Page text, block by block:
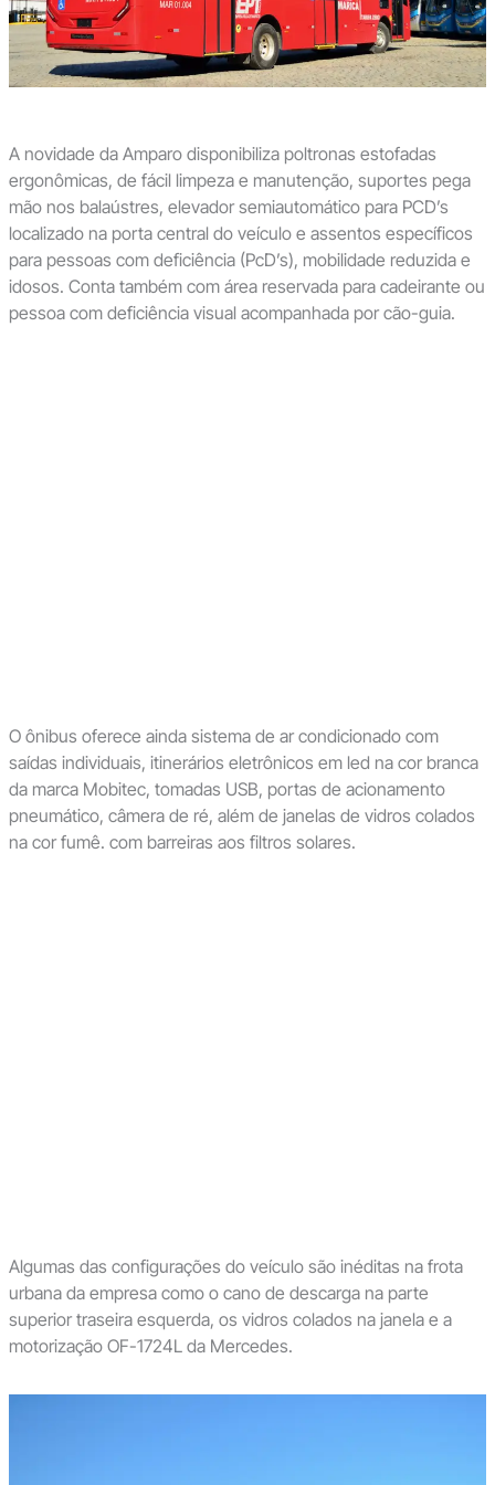
A novidade da Amparo disponibiliza poltronas estofadas
ergonômicas, de fácil limpeza e manutenção, suportes pega
mão nos balaústres, elevador semiautomático para PCD’s
localizado na porta central do veículo e assentos específicos
para pessoas com deficiência (PcD’s), mobilidade reduzida e
idosos. Conta também com área reservada para cadeirante ou
pessoa com deficiência visual acompanhada por cão-guia.
O ônibus oferece ainda sistema de ar condicionado com
saídas individuais, itinerários eletrônicos em led na cor branca
da marca Mobitec, tomadas USB, portas de acionamento
pneumático, câmera de ré, além de janelas de vidros colados
na cor fumê. com barreiras aos filtros solares.
Algumas das configurações do veículo são inéditas na frota
urbana da empresa como o cano de descarga na parte
superior traseira esquerda, os vidros colados na janela e a
motorização OF-1724L da Mercedes.